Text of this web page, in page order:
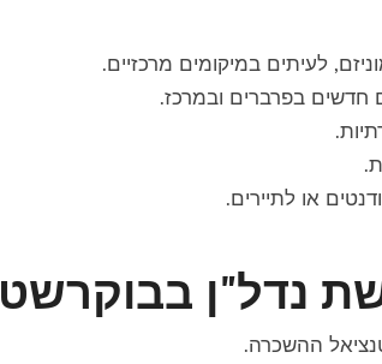
לעיתים במיקומים מרכזיים.
חדשים בפרברים ובמרכז.
או לתיירים.
נדל"ן בבוקרשט
ההשכרה.